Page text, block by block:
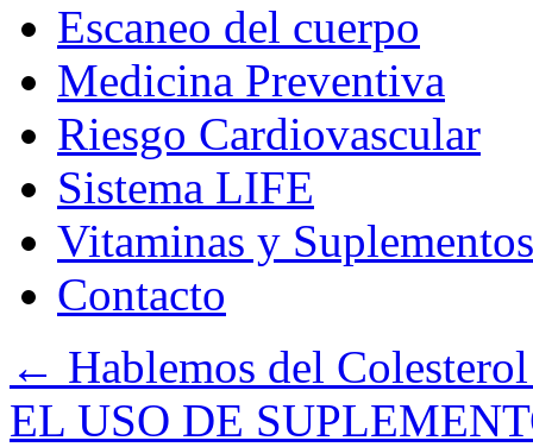
Escaneo del cuerpo
Medicina Preventiva
Riesgo Cardiovascular
Sistema LIFE
Vitaminas y Suplementos
Contacto
← Hablemos del
EL USO DE